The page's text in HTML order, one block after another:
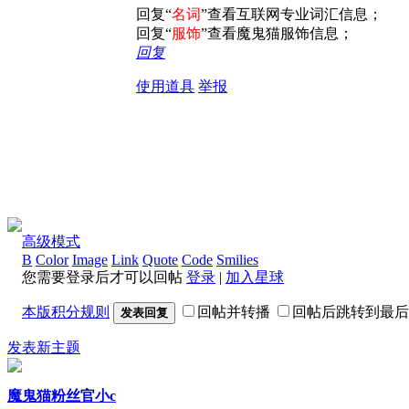
回复“名词”查看互联网专业词汇信息；
回复“服饰”查看魔鬼猫服饰信息；
回复
使用道具 举报
高级模式
B Color Image Link Quote Code Smilies
您需要登录后才可以回帖 登录 | 加入星球
本版积分规则 发表回复 回帖并转播 回帖后跳转到最
发表新主题
魔鬼猫粉丝官小c